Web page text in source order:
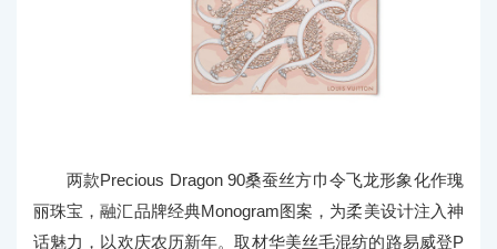
两款Precious Dragon 90桑蚕丝方巾令飞龙形象化作瑰
丽珠宝，融汇品牌经典Monogram图案，为柔美设计注入神
话魅力，以欢庆农历新年。取材华美丝毛混纺的路易威登P